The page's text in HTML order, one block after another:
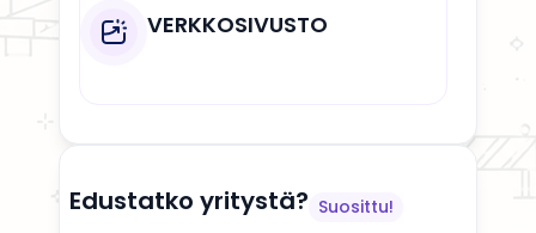
VERKKOSIVUSTO
Edustatko yritystä? Suosittu!